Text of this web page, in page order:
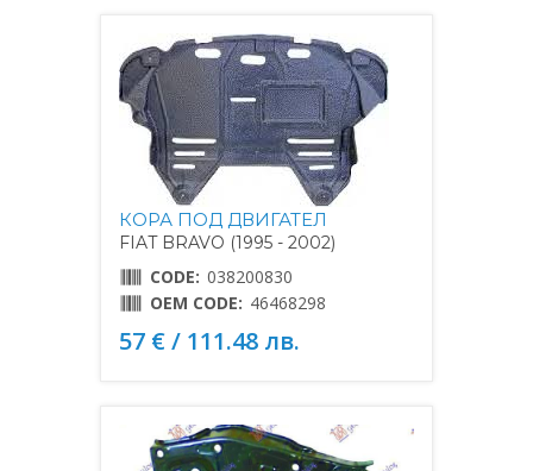
КОРА ПОД ДВИГАТЕЛ
FIAT BRAVO (1995 - 2002)
CODE: 038200830
OEM CODE: 46468298
57 € / 111.48 лв.